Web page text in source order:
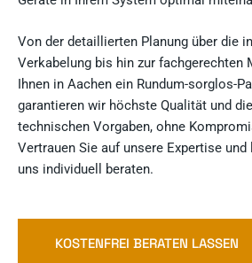
Von der detaillierten Planung über die
Verkabelung bis hin zur fachgerechten
Ihnen in Aachen ein Rundum-sorglos-
garantieren wir höchste Qualität und
technischen Vorgaben, ohne
Vertrauen Sie auf unsere Expertise
uns individuell beraten.
KOSTENFREI BERATEN LASSEN